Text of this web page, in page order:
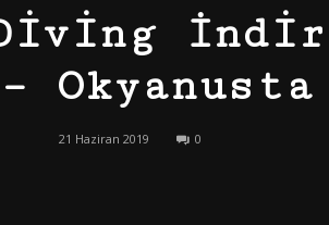
Okyanusta
21 Haziran 2019 0